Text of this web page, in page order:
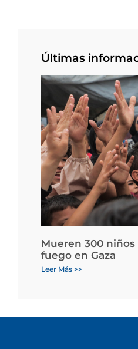
Últimas
Mueren 300
fuego en Gaza
Leer Más >>